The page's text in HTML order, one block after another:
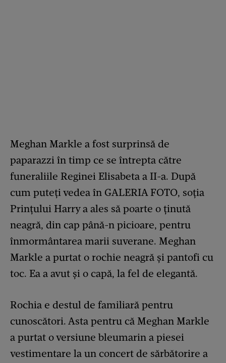
Meghan Markle a fost surprinsă de
paparazzi în timp ce se întrepta către
funeraliile Reginei Elisabeta a II-a. După
cum puteți vedea în GALERIA FOTO, soția
Prințului Harry a ales să poarte o ținută
neagră, din cap până-n picioare, pentru
înmormântarea marii suverane. Meghan
Markle a purtat o rochie neagră și pantofi cu
toc. Ea a avut și o capă, la fel de elegantă.
Rochia e destul de familiară pentru
cunoscători. Asta pentru că Meghan Markle
a purtat o versiune bleumarin a piesei
vestimentare la un concert de sărbătorire a